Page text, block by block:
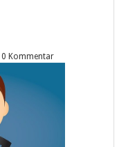
0 Kommentar